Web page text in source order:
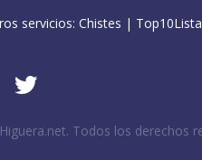
servicios: Chistes |
Todos los derechos